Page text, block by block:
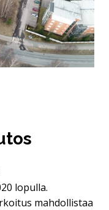
lopulla.
mahdollistaa